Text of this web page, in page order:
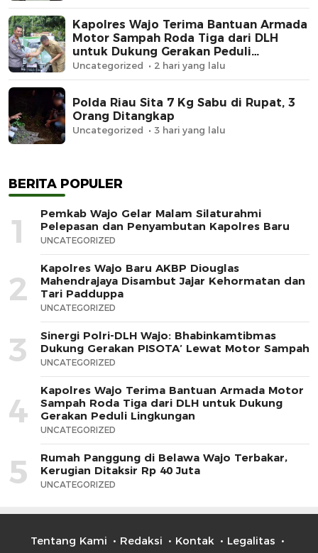
Kapolres Wajo Terima Bantuan Armada
Motor Sampah Roda Tiga dari DLH
untuk Dukung Gerakan Peduli
Lingkungan
Uncategorized 2 hari yang lalu
Polda Riau Sita 7 Kg Sabu di Rupat, 3
Orang Ditangkap
Uncategorized 3 hari yang lalu
BERITA POPULER
1
Pemkab Wajo Gelar Malam Silaturahmi
Pelepasan dan Penyambutan Kapolres Baru
UNCATEGORIZED
2
Kapolres Wajo Baru AKBP Diouglas
Mahendrajaya Disambut Jajar Kehormatan dan
Tari Padduppa
UNCATEGORIZED
3
Sinergi Polri-DLH Wajo: Bhabinkamtibmas
Dukung Gerakan PISOTA’ Lewat Motor Sampah
UNCATEGORIZED
4
Kapolres Wajo Terima Bantuan Armada Motor
Sampah Roda Tiga dari DLH untuk Dukung
Gerakan Peduli Lingkungan
UNCATEGORIZED
5
Rumah Panggung di Belawa Wajo Terbakar,
Kerugian Ditaksir Rp 40 Juta
UNCATEGORIZED
Tentang Kami Redaksi Kontak
Legalitas